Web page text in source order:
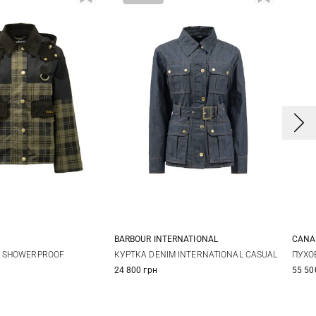
10 8 10 12 14
BARBOUR INTERNATIONAL
КУРТКА DENIM INTERNATIONAL CASUAL
24 800 грн
S
55